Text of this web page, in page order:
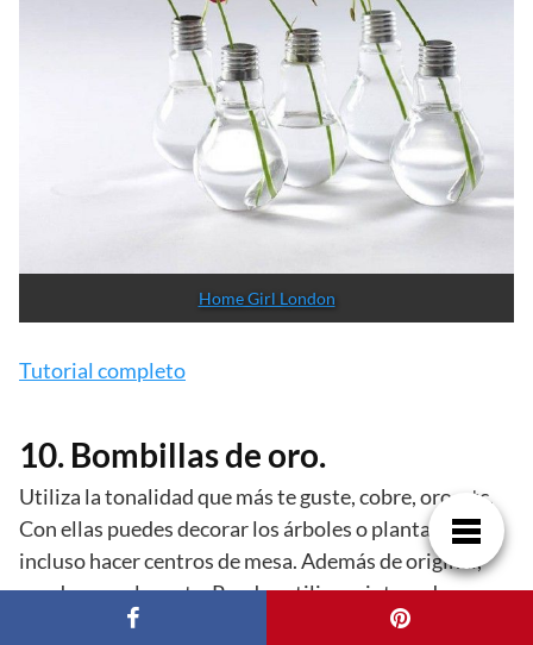
Home Girl London
Tutorial completo
10. Bombillas de oro.
Utiliza la tonalidad que más te guste, cobre, oro, etc.
Con ellas puedes decorar los árboles o plantas, o
incluso hacer centros de mesa. Además de original,
queda muy elegante. Puedes utilizar pintura de spray
para que te resulte más cómodo.